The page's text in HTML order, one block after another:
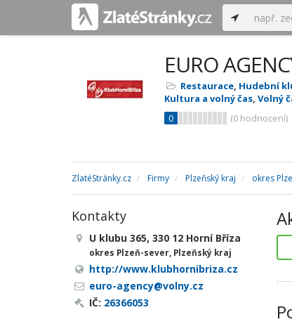
EURO
Restaurace, Hudební
Kultura a volný čas, Volný
0
(0 hodnocení)
ZlatéStránky.cz Firmy Plzeňský kraj okres
Kontakty
U klubu 365, 330 12 Horní Bříza
okres Plzeň-sever, Plzeňský kraj
http://www.klubhornibriza.cz
euro-agency@volny.cz
IČ: 26366053